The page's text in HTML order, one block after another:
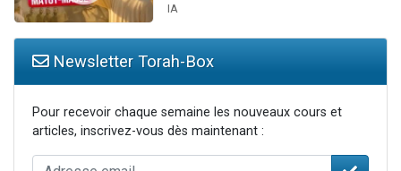
IA
Newsletter Torah-Box
Pour recevoir chaque semaine les nouveaux cours et
articles, inscrivez-vous dès maintenant :